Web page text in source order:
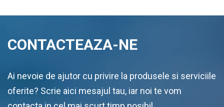
CONTACTEAZA-NE
Ai nevoie de ajutor cu privire la produsele si serviciile
oferite? Scrie aici mesajul tau, iar noi te vom